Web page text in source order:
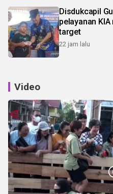
Disdukcapil
pelayanan
target
22 jam lalu
Video